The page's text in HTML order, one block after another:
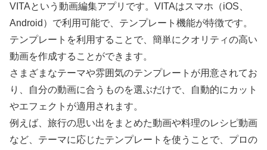
VITAという動画編集アプリです。VITAはスマホ（iOS、
Android）で利用可能で、テンプレート機能が特徴です。
テンプレートを利用することで、簡単にクオリティの高い
動画を作成することができます。
さまざまなテーマや雰囲気のテンプレートが用意されてお
り、自分の動画に合うものを選ぶだけで、自動的にカット
やエフェクトが適用されます。
例えば、旅行の思い出をまとめた動画や料理のレシピ動画
など、テーマに応じたテンプレートを使うことで、プロの